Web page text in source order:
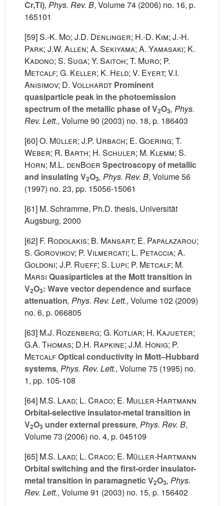
Cr,Ti), Phys. Rev. B, Volume 74 (2006) no. 16, p.
165101
[59]S.-K. Mo; J.D. Denlinger; H.-D. Kim; J.-H.
Park; J.W. Allen; A. Sekiyama; A. Yamasaki; K.
Kadono; S. Suga; Y. Saitoh; T. Muro; P.
Metcalf; G. Keller; K. Held; V. Eyert; V.I.
Anisimov; D. Vollhardt Prominent
quasiparticle peak in the photoemission
spectrum of the metallic phase of V2O3, Phys.
Rev. Lett., Volume 90 (2003) no. 18, p. 186403
[60]O. Müller; J.P. Urbach; E. Goering; T.
Weber; R. Barth; H. Schuler; M. Klemm; S.
Horn; M.L. denBoer Spectroscopy of metallic
and insulating V2O3, Phys. Rev. B, Volume 56
(1997) no. 23, pp. 15056-15061
[61] M. Schramme, Ph.D. thesis, Universität
Augsburg, 2000
[62] F. Rodolakis; B. Mansart; E. Papalazarou;
S. Gorovikov; P. Vilmercati; L. Petaccia; A.
Goldoni; J.P. Rueff; S. Lupi; P. Metcalf; M.
Marsi Quasiparticles at the Mott transition in
V2O3: Wave vector dependence and surface
attenuation, Phys. Rev. Lett., Volume 102 (2009)
no. 6, p. 066805
[63] M.J. Rozenberg; G. Kotliar; H. Kajueter;
G.A. Thomas; D.H. Rapkine; J.M. Honig; P.
MetcalfOptical conductivity in Mott–Hubbard
systems, Phys. Rev. Lett., Volume 75 (1995) no.
1, pp. 105-108
[64] M.S. Laad; L. Craco; E. Muller-Hartmann
Orbital-selective insulator-metal transition in
V2O3 under external pressure, Phys. Rev. B,
Volume 73 (2006) no. 4, p. 045109
[65] M.S. Laad; L. Craco; E. Müller-Hartmann
Orbital switching and the first-order insulator-
metal transition in paramagnetic V2O3, Phys.
Rev. Lett., Volume 91 (2003) no. 15, p. 156402